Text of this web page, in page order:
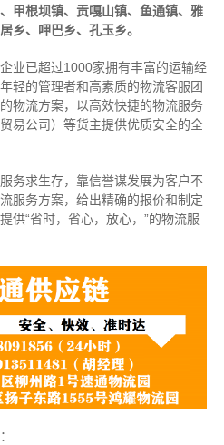
甲根坝镇、贡嘎山镇、鱼通镇、雅
乡、呷巴乡、孔玉乡。
业已超过1000家拥有丰富的运输经
轻的管理者和高素质的物流客服团
物流方案，以高效快捷的物流服务
易公司）等货主提供优质安全的全
务求生存，靠信誉谋发展为客户不
服务方案，给出精确的报价和制定
供“省时，省心，放心，”的物流服